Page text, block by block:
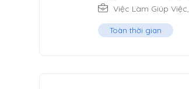
Việc Làm Giúp Việc,
Toàn thời gian